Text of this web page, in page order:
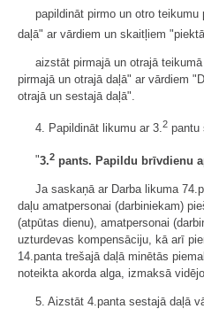
papildināt pirmo un otro
daļā" ar vārdiem un skaitļiem
aizstāt pirmajā un otrajā
pirmajā un otrajā daļā" ar vārdiem
otrajā un sestajā daļā".
4. Papildināt likumu ar 3.2 pantu
"3.2 pants. Papildu brīvdienu
Ja saskaņā ar Darba likuma
daļu amatpersonai (darbiniekam)
(atpūtas dienu), amatpersonai
uzturdevas kompensāciju, kā arī
14.panta trešajā daļā minētās
noteikta akorda alga, izmaksā
5. Aizstāt 4.panta sestajā daļā